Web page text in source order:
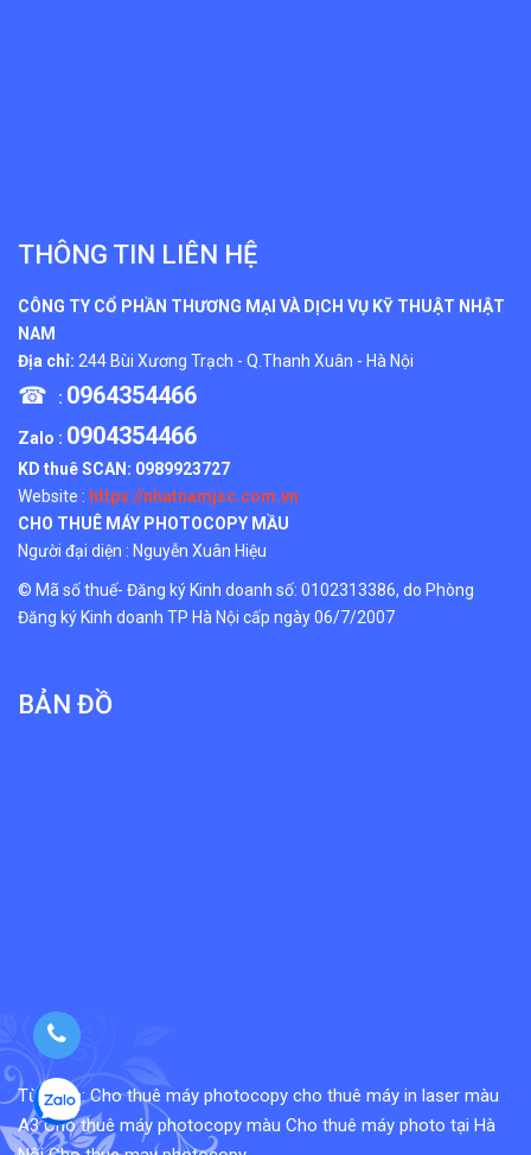
THÔNG TIN LIÊN HỆ
CÔNG TY CỔ PHẦN THƯƠNG MẠI VÀ DỊCH VỤ KỸ THUẬT NHẬT
NAM
Địa chỉ: 244 Bùi Xương Trạch - Q.Thanh Xuân - Hà Nội
☎ : 0964354466
Zalo : 0904354466
KD thuê SCAN: 0989923727
Website : https://nhatnamjsc.com.vn
CHO THUÊ MÁY PHOTOCOPY MẦU
Người đại diện : Nguyễn Xuân Hiệu
© Mã số thuế- Đăng ký Kinh doanh số: 0102313386, do Phòng
Đăng ký Kinh doanh TP Hà Nội cấp ngày 06/7/2007
BẢN ĐỒ
Từ khóa:Cho thuê máy photocopy cho thuê máy in laser màu
A3 Cho thuê máy photocopy màu Cho thuê máy photo tại Hà